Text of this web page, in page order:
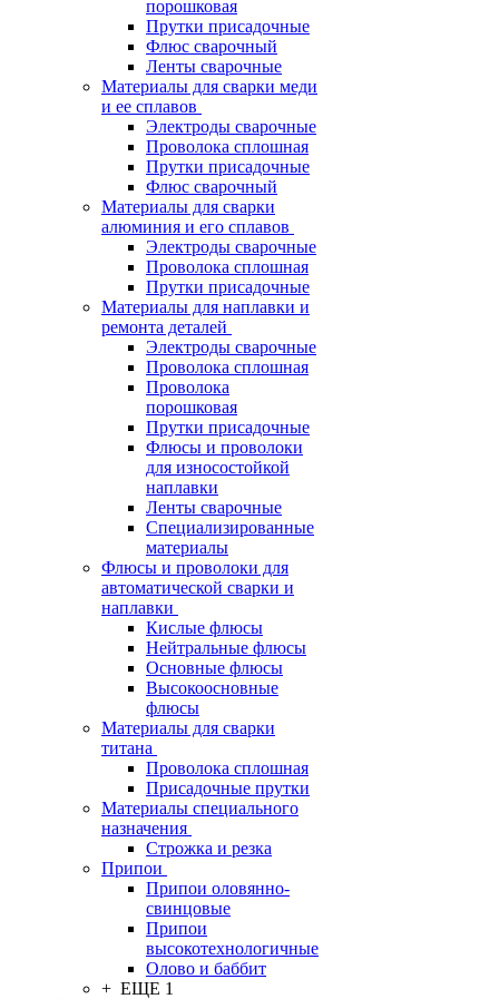
порошковая
Прутки присадочные
Флюс сварочный
Ленты сварочные
Материалы для сварки меди
и ее сплавов
Электроды сварочные
Проволока сплошная
Прутки присадочные
Флюс сварочный
Материалы для сварки
алюминия и его сплавов
Электроды сварочные
Проволока сплошная
Прутки присадочные
Материалы для наплавки и
ремонта деталей
Электроды сварочные
Проволока сплошная
Проволока
порошковая
Прутки присадочные
Флюсы и проволоки
для износостойкой
наплавки
Ленты сварочные
Специализированные
материалы
Флюсы и проволоки для
автоматической сварки и
наплавки
Кислые флюсы
Нейтральные флюсы
Основные флюсы
Высокоосновные
флюсы
Материалы для сварки
титана
Проволока сплошная
Присадочные прутки
Материалы специального
назначения
Строжка и резка
Припои
Припои оловянно-
свинцовые
Припои
высокотехнологичные
Олово и баббит
+ ЕЩЕ 1